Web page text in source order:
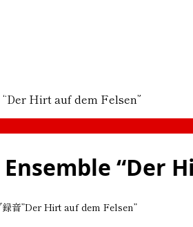
Hirt auf dem Felsen”
“Der
音”Der Hirt auf dem Felsen”